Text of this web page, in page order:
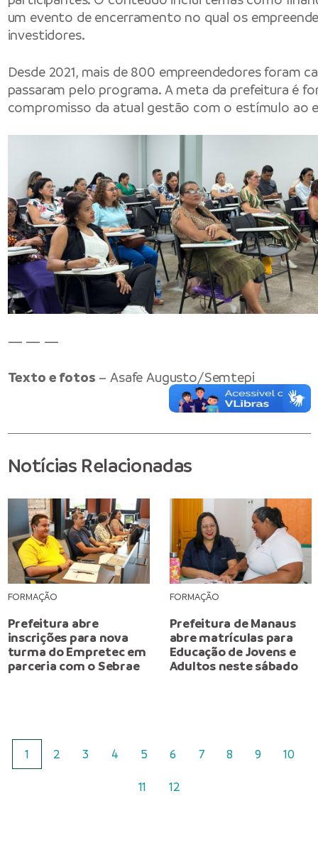
um evento de encerramento no qual os
investidores.
Desde 2021, mais de 800 empreendedores foram
passaram pelo programa. A meta da prefeitura é
compromisso da atual gestão com o estímulo ao
— — —
Texto e fotos – Asafe Augusto/Semtepi
Notícias Relacionadas
FORMAÇÃO
Prefeitura abre
inscrições para nova
turma do Empretec em
parceria com o Sebrae
FORMAÇÃO
Prefeitura de Manaus
abre matrículas para
Educação de Jovens e
Adultos neste sábado
1 2 3 4 5 6 7 8 9 10
11 12